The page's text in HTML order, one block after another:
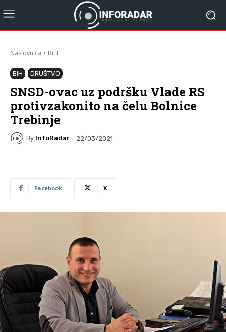
Naslovnica BiH
BIH DRUŠTVO
SNSD-ovac uz podršku Vlade RS
protivzakonito na čelu Bolnice
Trebinje
By InfoRadar 22/03/2021
Facebook X